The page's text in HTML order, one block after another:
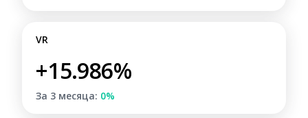
VR
+15.986%
За 3 месяца: 0%